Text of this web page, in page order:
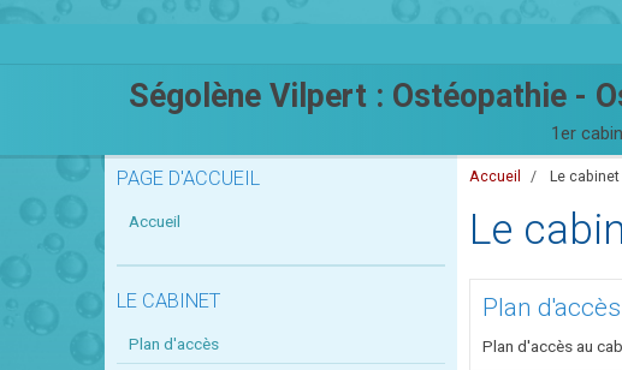
Ségolène Vilpert : Ostéopathie -
1er
Accueil Le cabinet
Le
Plan d'accès
Plan d'accès au
PAGE D'ACCUEIL
Accueil
LE CABINET
Plan d'accès